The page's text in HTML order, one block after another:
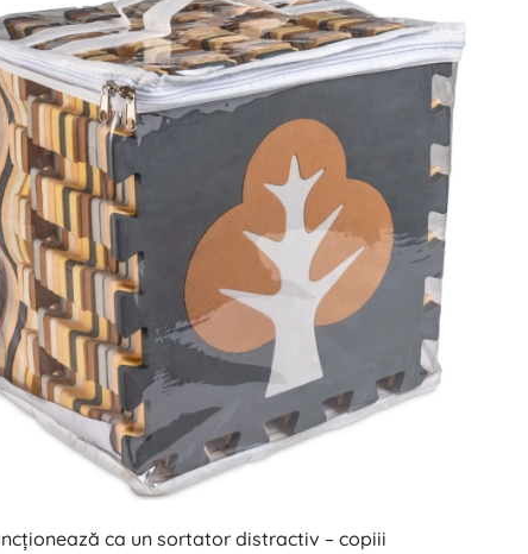
ca un sortator distractiv – copiii